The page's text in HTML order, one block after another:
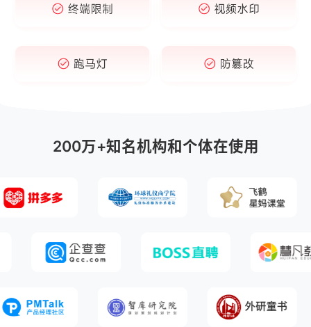
200万+知名机构和个体在使用